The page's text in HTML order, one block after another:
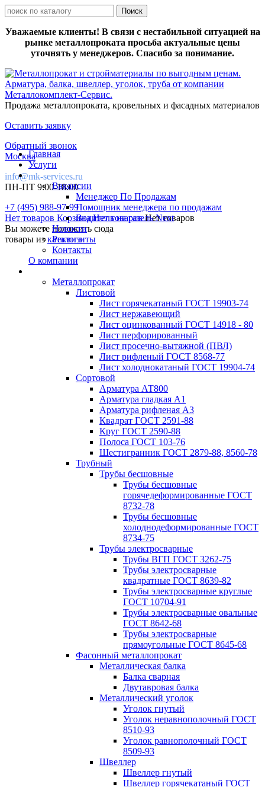
Уважаемые клиенты! В связи с нестабильной ситуацией на
рынке металлопроката просьба актуальные цены
уточнять у менеджеров. Спасибо за понимание.
Продажа металлопроката, кровельных и фасадных материалов
Оставить заявку
Обратный звонок
Москва
info@mk-services.ru
ПН-ПТ 9:00-18:00
+7 (495) 988-97-99
Нет товаров КорзинаНет товаровНет товаров
Вы можете положить сюда
товары изкаталога
Главная
Услуги
Вакансии
Менеджер По Продажам
Помощник менеджера по продажам
Водитель на газель Next
Новости
Реквизиты
Контакты
О компании
Металлопрокат
Листовой
Лист горячекатаный ГОСТ 19903-74
Лист нержавеющий
Лист оцинкованный ГОСТ 14918 - 80
Лист перфорированный
Лист просечно-вытяжной (ПВЛ)
Лист рифленый ГОСТ 8568-77
Лист холоднокатаный ГОСТ 19904-74
Сортовой
Арматура АТ800
Арматура гладкая А1
Арматура рифленая А3
Квадрат ГОСТ 2591-88
Круг ГОСТ 2590-88
Полоса ГОСТ 103-76
Шестигранник ГОСТ 2879-88, 8560-78
Трубный
Трубы бесшовные
Трубы бесшовные
горячедеформированные ГОСТ
8732-78
Трубы бесшовные
холоднодеформированные ГОСТ
8734-75
Трубы электросварные
Трубы ВГП ГОСТ 3262-75
Трубы электросварные
квадратные ГОСТ 8639-82
Трубы электросварные круглые
ГОСТ 10704-91
Трубы электросварные овальные
ГОСТ 8642-68
Трубы электросварные
прямоугольные ГОСТ 8645-68
Фасонный металлопрокат
Металлическая балка
Балка сварная
Двутавровая балка
Металлический уголок
Уголок гнутый
Уголок неравнополочный ГОСТ
8510-93
Уголок равнополочный ГОСТ
8509-93
Швеллер
Швеллер гнутый
Швеллер горячекатаный ГОСТ